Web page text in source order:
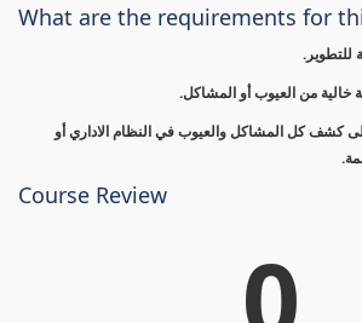
What are the requirements for
خالية من العيوب أو المشاكل.
كشف كل المشاكل والعيوب في النظام الاداري أو
Course Review